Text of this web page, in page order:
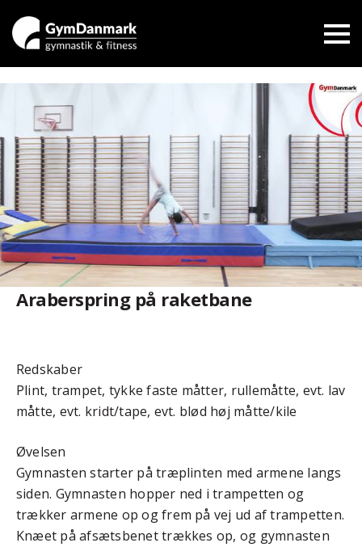
Araberspring på raketbane
Redskaber
Plint, trampet, tykke faste måtter, rullemåtte, evt. lav
måtte, evt. kridt/tape, evt. blød høj måtte/kile
Øvelsen
Gymnasten starter på træplinten med armene langs
siden. Gymnasten hopper ned i trampetten og
trækker armene op og frem på vej ud af trampetten.
Knæet på afsætsbenet trækkes op, og gymnasten